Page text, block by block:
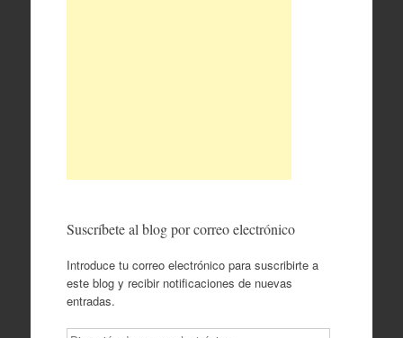
Suscríbete al blog por correo electrónico
Introduce tu correo electrónico para suscribirte a
este blog y recibir notificaciones de nuevas
entradas.